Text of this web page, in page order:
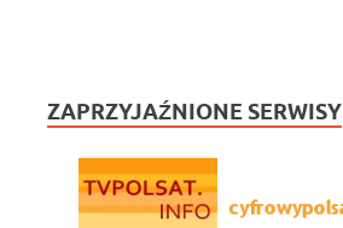
ZAPRZYJAŹNIONE SERWISY